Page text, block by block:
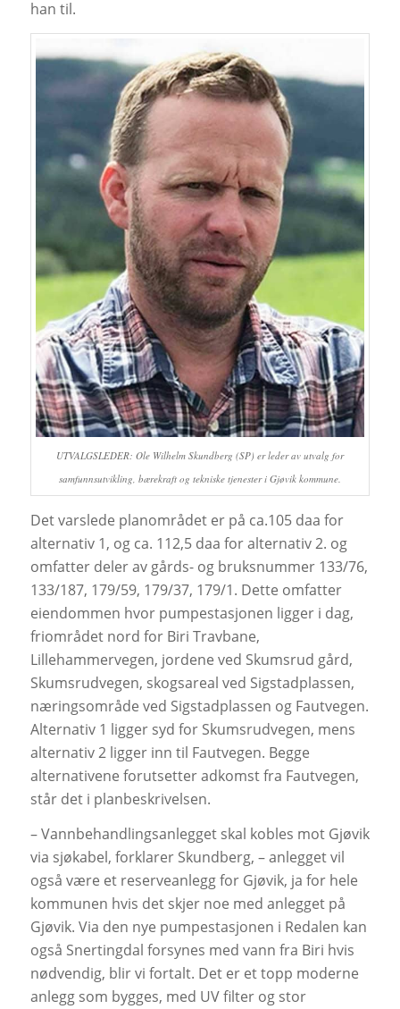
han til.
UTVALGSLEDER: Ole Wilhelm Skundberg (SP) er leder av utvalg for
samfunnsutvikling, bærekraft og tekniske tjenester i Gjøvik kommune.
Det varslede planområdet er på ca.105 daa for
alternativ 1, og ca. 112,5 daa for alternativ 2. og
omfatter deler av gårds- og bruksnummer 133/76,
133/187, 179/59, 179/37, 179/1. Dette omfatter
eiendommen hvor pumpestasjonen ligger i dag,
friområdet nord for Biri Travbane,
Lillehammervegen, jordene ved Skumsrud gård,
Skumsrudvegen, skogsareal ved Sigstadplassen,
næringsområde ved Sigstadplassen og Fautvegen.
Alternativ 1 ligger syd for Skumsrudvegen, mens
alternativ 2 ligger inn til Fautvegen. Begge
alternativene forutsetter adkomst fra Fautvegen,
står det i planbeskrivelsen.
– Vannbehandlingsanlegget skal kobles mot Gjøvik
via sjøkabel, forklarer Skundberg, – anlegget vil
også være et reserveanlegg for Gjøvik, ja for hele
kommunen hvis det skjer noe med anlegget på
Gjøvik. Via den nye pumpestasjonen i Redalen kan
også Snertingdal forsynes med vann fra Biri hvis
nødvendig, blir vi fortalt. Det er et topp moderne
anlegg som bygges, med UV filter og stor